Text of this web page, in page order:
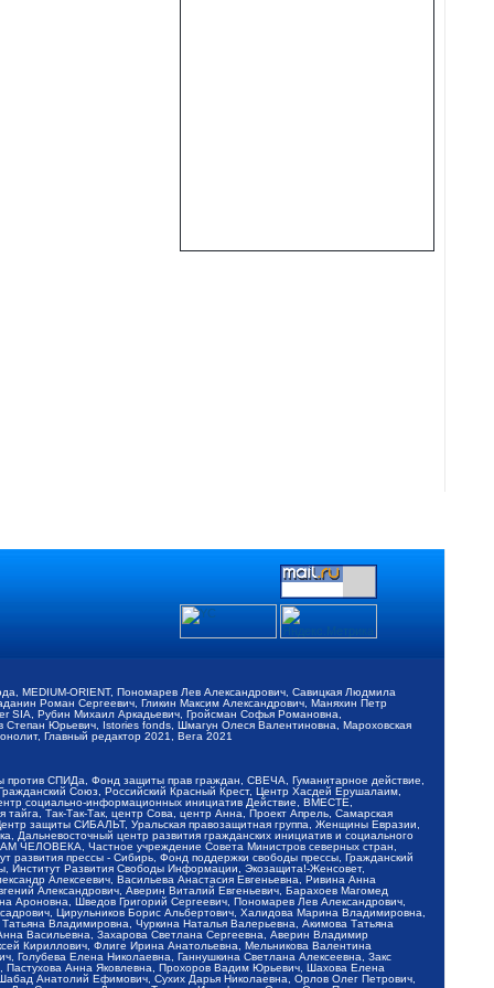
MEDIUM-ORIENT, Пономарев Лев Александрович, Савицкая Людмила
Роман Сергеевич, Гликин Максим Александрович, Маняхин Петр
Рубин Михаил Аркадьевич, Гройсман Софья Романовна,
Юрьевич, Istories fonds, Шмагун Олеся Валентиновна, Мароховская
Главный редактор 2021, Вега 2021
СПИДа, Фонд защиты прав граждан, СВЕЧА, Гуманитарное действие,
Союз, Российский Красный Крест, Центр Хасдей Ерушалаим,
социально-информационных инициатив Действие, ВМЕСТЕ,
Так-Так-Так, центр Сова, центр Анна, Проект Апрель, Самарская
защиты СИБАЛЬТ, Уральская правозащитная группа, Женщины Евразии,
Дальневосточный центр развития гражданских инициатив и социального
ЧЕЛОВЕКА, Частное учреждение Совета Министров северных стран,
прессы - Сибирь, Фонд поддержки свободы прессы, Гражданский
Институт Развития Свободы Информации, Экозащита!-Женсовет,
Алексеевич, Васильева Анастасия Евгеньевна, Ривина Анна
Александрович, Аверин Виталий Евгеньевич, Барахоев Магомед
Шведов Григорий Сергеевич, Пономарев Лев Александрович,
Цирульников Борис Альбертович, Халидова Марина Владимировна,
Владимировна, Чуркина Наталья Валерьевна, Акимова Татьяна
Васильевна, Захарова Светлана Сергеевна, Аверин Владимир
Кириллович, Флиге Ирина Анатольевна, Мельникова Валентина
Елена Николаевна, Ганнушкина Светлана Алексеевна, Закс
Анна Яковлевна, Прохоров Вадим Юрьевич, Шахова Елена
Анатолий Ефимович, Сухих Дарья Николаевна, Орлов Олег Петрович,